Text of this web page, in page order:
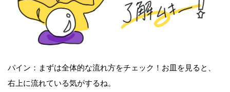
パイン：まずは全体的な流れ方をチェック！お皿を見ると、
右上に流れている気がするね。